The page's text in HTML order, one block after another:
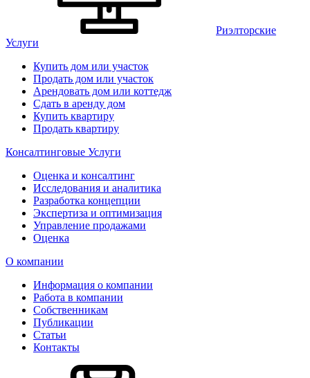
Риэлторские
Услуги
Купить дом или участок
Продать дом или участок
Арендовать дом или коттедж
Сдать в аренду дом
Купить квартиру
Продать квартиру
Консалтинговые Услуги
Оценка и консалтинг
Исследования и аналитика
Разработка концепции
Экспертиза и оптимизация
Управление продажами
Оценка
О компании
Информация о компании
Работа в компании
Собственникам
Публикации
Статьи
Контакты